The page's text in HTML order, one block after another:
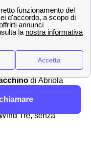
a Abriola
troppo basso o
di Abriola
corrente o
Tre, senza